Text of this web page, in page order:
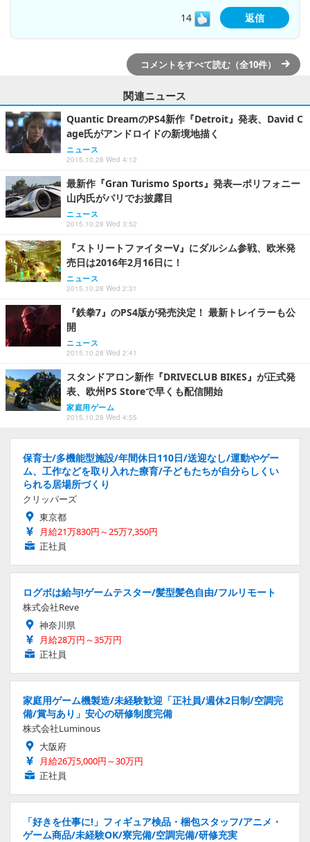
14
返信
コメントをすべて読む（全10件）
関連ニュース
Quantic DreamのPS4新作『Detroit』発表、David C
age氏がアンドロイドの新境地描く
ニュース
2015.10.28 Wed 4:12
最新作『Gran Turismo Sports』発表―ポリフォニー
山内氏がパリでお披露目
ニュース
2015.10.28 Wed 3:52
『ストリートファイターV』にダルシム参戦、欧米発
売日は2016年2月16日に！
ニュース
2015.10.28 Wed 2:31
『鉄拳7』のPS4版が発売決定！ 最新トレイラーも公
開
ニュース
2015.10.28 Wed 2:41
スタンドアロン新作『DRIVECLUB BIKES』が正式発
表、欧州PS Storeで早くも配信開始
家庭用ゲーム
2015.10.28 Wed 4:55
保育士/多機能型施設/年間休日110日/送迎なし/運動やゲー
ム、工作などを取り入れた療育/子どもたちが自分らしくい
られる居場所づくり
クリッパーズ
東京都
月給21万830円～25万7,350円
正社員
ログボは給与!ゲームテスター/髪型髪色自由/フルリモート
株式会社Reve
神奈川県
月給28万円～35万円
正社員
家庭用ゲーム機製造/未経験歓迎「正社員/週休2日制/空調完
備/賞与あり」安心の研修制度完備
株式会社Luminous
大阪府
月給26万5,000円～30万円
正社員
「好きを仕事に!」フィギュア検品・梱包スタッフ/アニメ・
ゲーム商品/未経験OK/寮完備/空調完備/研修充実